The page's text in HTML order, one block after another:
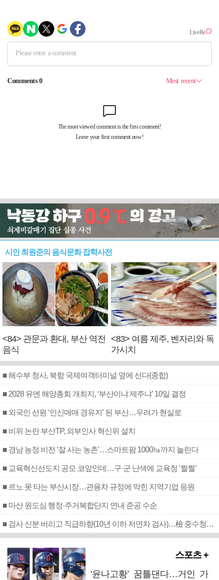
시인 최원준의 음식문화 잡학사전
<84> 관문과 환대, 부산 역전
음식
<83> 여름 제주, 벤자리와 독
가시치
■ 해수부 청사, 북항 국제여객터미널 옆에 선다(종합)
■ 2028 유엔 해양총회 개최지, ‘부산이냐 제주냐’ 10일 결정
■ 외국인 선원 ‘인신매매 경유지’ 된 부산…우려가 현실로
■ 비위 논란 부산TP, 외부인사 혁신위 설치
■ 경남 농정 비전 ‘잘 사는 농촌’…스마트팜 1000㏊까지 늘린다
■ 교육혁신선도지 공모 코앞인데…구·군 난색에 교육청 ‘쩔쩔’
■ 르노 못 타는 부산시장…관용차 규정에 막힌 지역기업 응원
■ 마산 원도심 행정·주거복합단지 연내 준공 수순
■ 검사 신분 버리고 직급하향(10년 이하 저연차 검사)…檢 중수청행 기피
스포츠 +
‘윤나고황’ 꿈틀댄다…거인 가